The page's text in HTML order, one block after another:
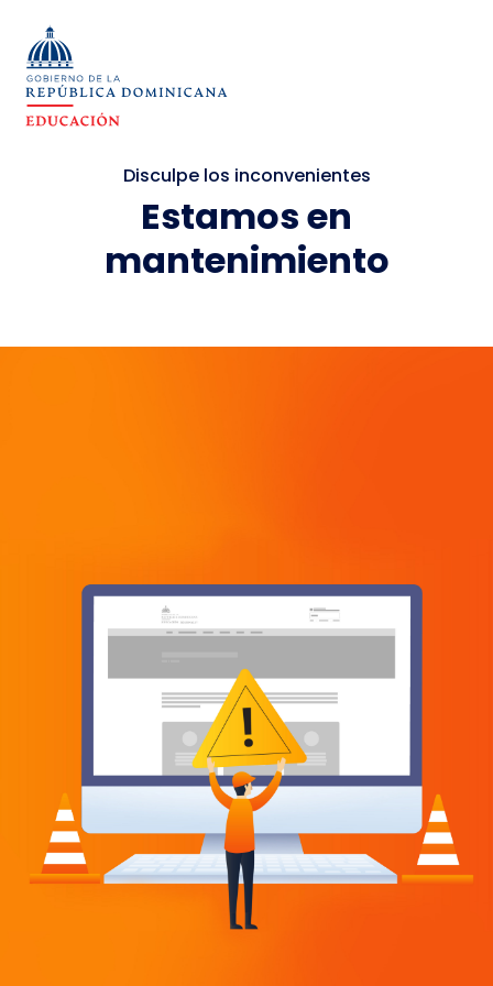
Disculpe los inconvenientes
Estamos en
mantenimiento